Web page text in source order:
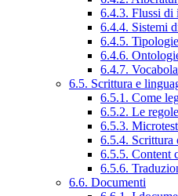
6.4.3. Flussi di
6.4.4. Sistemi
6.4.5.
6.4.6.
6.4.7.
6.5. Scrittura e
6.5.1. Come
6.5.2. Le
6.5.3.
6.5.4. Scrittura
6.5.5. Content
6.5.6.
6.6. Documenti